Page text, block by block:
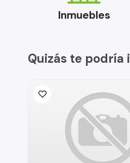
Inmuebles
Quizás te podría